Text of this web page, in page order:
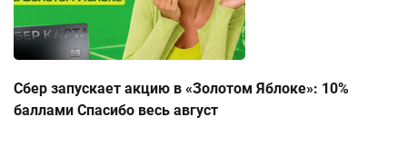
Сбер запускает акцию в «Золотом Яблоке»: 10%
баллами Спасибо весь август